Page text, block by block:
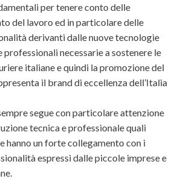
per tenere conto delle
del lavoro ed in particolare delle
derivanti dalle nuovetecnologie
necessarie a sostenere le
italiane e quindi la promozione del
il brand di eccellenza dell’Italia
segue con particolare attenzione
tecnica e professionale quali
hanno un forte collegamento con i
espressi dalle piccole imprese e